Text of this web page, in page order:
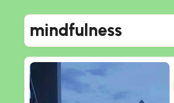
mindfulness